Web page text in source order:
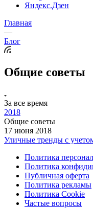
Яндекс.Дзен
Главная
—
Блог
Общие советы
За все время
2018
Общие советы
17 июня 2018
Уличные тренды с
Политика
Политика
Публичная оферта
Политика рекламы
Политика Cookie
Частые вопросы